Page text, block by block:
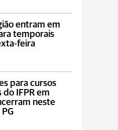
entram em
temporais
feira
para cursos
do IFPR em
neste